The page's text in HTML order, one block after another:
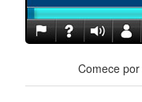
Comece